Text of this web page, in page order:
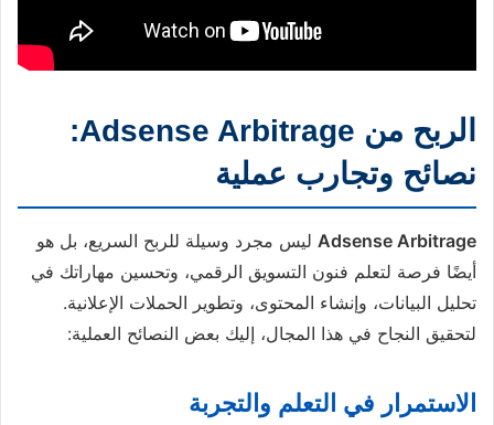
الربح من Adsense Arbitrage:
نصائح وتجارب عملية
Adsense Arbitrage ليس مجرد وسيلة للربح السريع، بل هو
أيضًا فرصة لتعلم فنون التسويق الرقمي، وتحسين مهاراتك في
تحليل البيانات، وإنشاء المحتوى، وتطوير الحملات الإعلانية.
لتحقيق النجاح في هذا المجال، إليك بعض النصائح العملية:
الاستمرار في التعلم والتجربة